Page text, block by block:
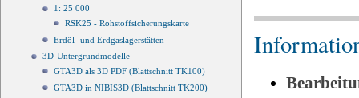
1: 25 000
RSK25 - Rohstoffsicherungskarte
Erdöl- und Erdgaslagerstätten
3D-Untergrundmodelle
GTA3D als 3D PDF (Blattschnitt TK100)
GTA3D in NIBIS3D (Blattschnitt TK200)